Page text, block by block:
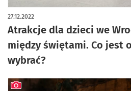
Atrakcje dla dzieci we
między świętami. Co jest
wybrać?
27.12.2022